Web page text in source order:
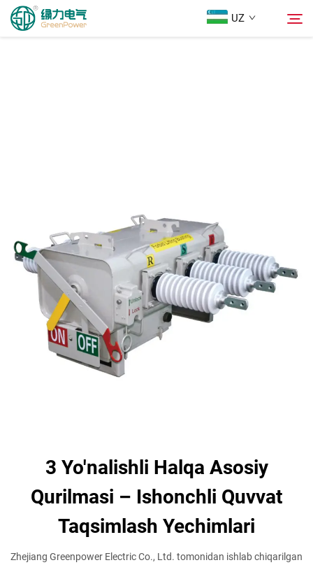
UZ
Юкلاш
Biz bilan bog'lanish
3 Yo'nalishli Halqa Asosiy
Qurilmasi – Ishonchli Quvvat
Taqsimlash Yechimlari
Zhejiang Greenpower Electric Co., Ltd. tomonidan ishlab chiqarilgan